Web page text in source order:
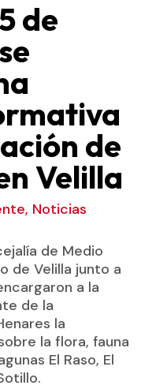
de
de
Velilla
, Noticias
de Medio
de Velilla junto a
a la
de la
la
la flora, fauna
El Raso, El